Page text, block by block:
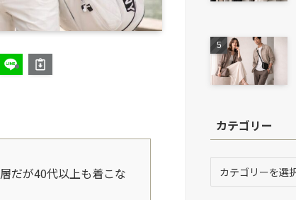
だが40代以上も着こな
カテゴリー